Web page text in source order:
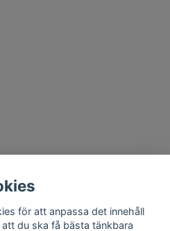
för att anpassa det innehåll
du ska få bästa tänkbara